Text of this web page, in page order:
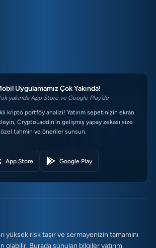
Uygulamamız Çok Yakında!
yakında App Store ve Google Play'de
kripto portföy analizi! Yatırım sepetinizin ekran
CryptoLaddin'in gelişmiş yapay zekası size
özel tahmin ve öneriler sunsun.
App Store Google Play
yüksek risk taşır ve sermayenizin tamamını
olabilir. Burada sunulan bilgiler yatırım